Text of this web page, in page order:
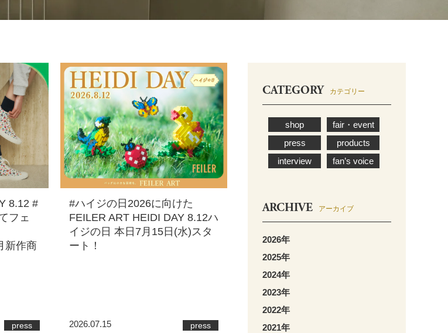
8.12 #
フェ
新作商
press
#ハイジの日2026に向けた
FEILER ART HEIDI DAY 8.12ハ
イジの日 本日7月15日(水)スタ
ート！
2026.07.15 press
CATEGORY カテゴリー
shop
fair・event
press
products
interview
fan’s voice
ARCHIVE アーカイブ
2026年
2025年
2024年
2023年
2022年
2021年